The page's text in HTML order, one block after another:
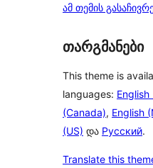
ამ თემის
თარგმანები
This theme is
languages: English
(Canada), English
(US) და Русский.
Translate this